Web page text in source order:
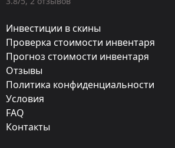
Exterior:
Прямо с завода
Рентген
Инвестиции в скины
Проверка стоимости инвентаря
Прогноз стоимости инвентаря
Отзывы
Политика конфиденциальности
Условия
FAQ
Контакты